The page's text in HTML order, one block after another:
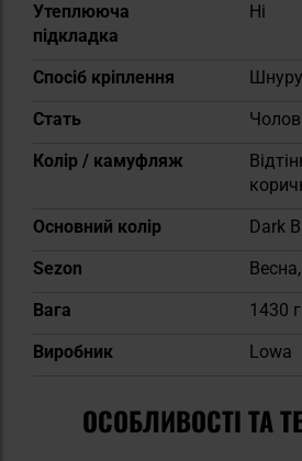
Утеплююча
підкладка
Ні
Спосіб кріплення
Cтать
Колір / камуфляж
Основний колір
Dark
Sezon
Вага
1430
Виробник
Lowa
ОСОБЛИВОСТІ ТА